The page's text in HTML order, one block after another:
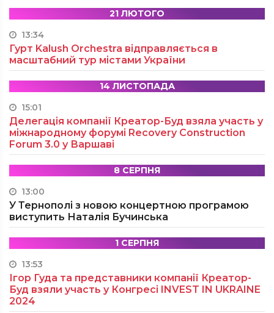
21 ЛЮТОГО
13:34
Гурт Kalush Orchestra відправляється в
масштабний тур містами України
14 ЛИСТОПАДА
15:01
Делегація компанії Креатор-Буд взяла участь у
міжнародному форумі Recovery Construction
Forum 3.0 у Варшаві
8 СЕРПНЯ
13:00
У Тернополі з новою концертною програмою
виступить Наталія Бучинська
1 СЕРПНЯ
13:53
Ігор Гуда та представники компанії Креатор-
Буд взяли участь у Конгресі INVEST IN UKRAINE
2024